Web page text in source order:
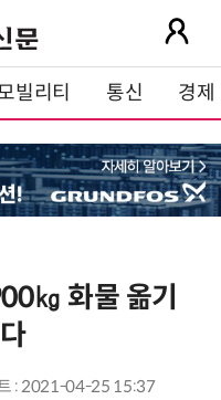
빌리티 통신 경제
㎏ 화물 옮기
: 2021-04-25 15:37